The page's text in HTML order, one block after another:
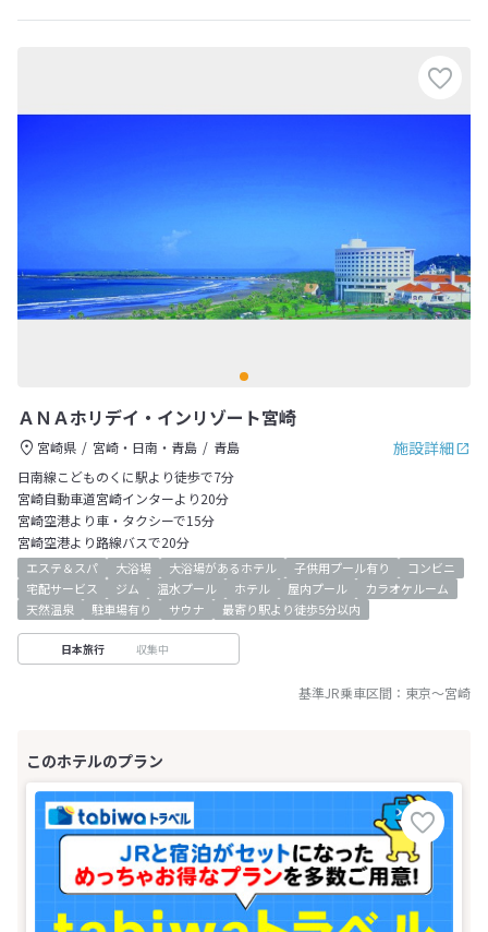
ＡＮＡホリデイ・インリゾート宮崎
施設詳細
宮崎県 宮崎・日南・青島
青島
日南線こどものくに駅より徒歩で7分
宮崎自動車道宮崎インターより20分
宮崎空港より車・タクシーで15分
宮崎空港より路線バスで20分
エステ＆スパ 大浴場 大浴場があるホテル 子供用プール有り
コンビニ
宅配サービス
ジム 温水プール ホテル 屋内プール
カラオケルーム
天然温泉
駐車場有り サウナ 最寄り駅より徒歩5分以内
日本旅行 収集中
基準JR乗車区間： 東京～宮崎